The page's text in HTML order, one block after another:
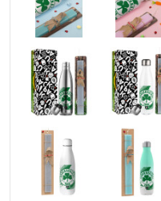
Υλικό: Ανοξείδωτο
Οικολογικό : χωρίς
Θερμό : ΝΑΙ
Χωρητικότητα: 600ml
Χρήση : ΖΕΣΤΑ, ΚΡΥΟ
Καλαμάκι ανοξείδωτο
Καπάκι: NAI
Για θήκη αυτοκινήτου
Όξινα: ΝΑΙ
Καθαρισμός και
Πριν την πρώτη χρήση
πλύνετε με το χέρι με
νερό. Κρατήστε το
αποθήκευση, Δεν είναι
Δεν είναι κατάλληλο
καταψύχετε.